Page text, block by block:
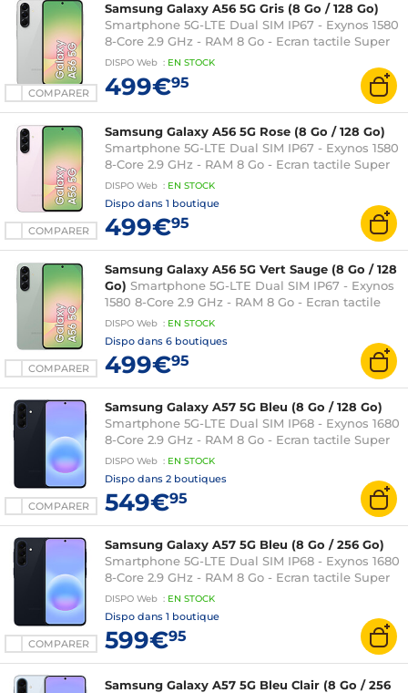
COMPARER
Samsung Galaxy A56 5G Gris (8 Go / 128 Go)
Smartphone 5G-LTE Dual SIM IP67 - Exynos 1580
8-Core 2.9 GHz - RAM 8 Go - Ecran tactile Super
AMOLED 120 Hz 6.7" 1080 x 2340 - 128 Go -
NFC/Bluetooth 5.3 - 5000 mAh - Android 15
DISPO Web : EN STOCK
499€95
COMPARER
Samsung Galaxy A56 5G Rose (8 Go / 128 Go)
Smartphone 5G-LTE Dual SIM IP67 - Exynos 1580
8-Core 2.9 GHz - RAM 8 Go - Ecran tactile Super
AMOLED 120 Hz 6.7" 1080 x 2340 - 128 Go -
NFC/Bluetooth 5.3 - 5000 mAh - Android 15
DISPO Web : EN STOCK
Dispo dans 1 boutique
499€95
COMPARER
Samsung Galaxy A56 5G Vert Sauge (8 Go / 128
Go) Smartphone 5G-LTE Dual SIM IP67 - Exynos
1580 8-Core 2.9 GHz - RAM 8 Go - Ecran tactile
Super AMOLED 120 Hz 6.7" 1080 x 2340 - 128 Go -
NFC/Bluetooth 5.3 - 5000 mAh - Android 15
DISPO Web : EN STOCK
Dispo dans 6 boutiques
499€95
COMPARER
Samsung Galaxy A57 5G Bleu (8 Go / 128 Go)
Smartphone 5G-LTE Dual SIM IP68 - Exynos 1680
8-Core 2.9 GHz - RAM 8 Go - Ecran tactile Super
AMOLED Plus 120 Hz 6.7" 1080 x 2340 - 128 Go -
NFC/Bluetooth 6 - 5000 mAh - Android 16
DISPO Web : EN STOCK
Dispo dans 2 boutiques
549€95
COMPARER
Samsung Galaxy A57 5G Bleu (8 Go / 256 Go)
Smartphone 5G-LTE Dual SIM IP68 - Exynos 1680
8-Core 2.9 GHz - RAM 8 Go - Ecran tactile Super
AMOLED Plus 120 Hz 6.7" 1080 x 2340 - 256 Go -
NFC/Bluetooth 6 - 5000 mAh - Android 16
DISPO Web : EN STOCK
Dispo dans 1 boutique
599€95
Samsung Galaxy A57 5G Bleu Clair (8 Go / 256